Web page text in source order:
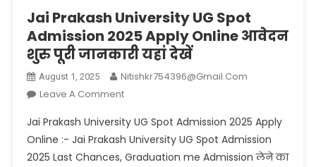
Jai Prakash University UG Spot
Admission 2025 Apply Online आवेदन
शुरु पूरी जानकारी यहां देखें
August 1, 2025
Nitishkr754396@gmail.com
Leave A CommentOn
Prakash
University
UG
Jai Prakash University UG Spot Admission 2025 Apply
Online :- Jai Prakash University UG Spot Admission
2025 Last Chances, Graduation me Admission लेने का